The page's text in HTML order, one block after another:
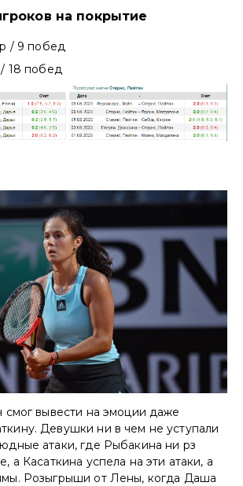
на покрытие
/ 9 побед
/ 18 побед
смог вывести на эмоции даже
Девушки ни в чем не уступали
атаки, где Рыбакина ни рз
а Касаткина успела на эти атаки, а
Розыгрыши от Лены, когда Даша